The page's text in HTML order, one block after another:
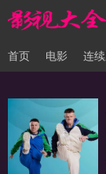
首页 电影 连